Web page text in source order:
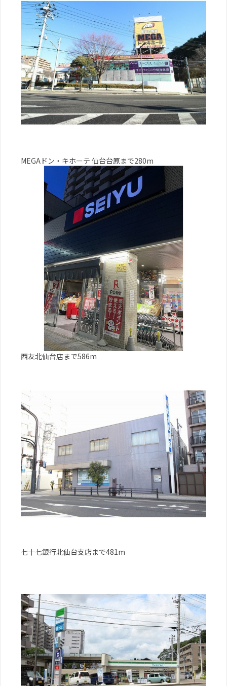
MEGAドン・キホーテ 仙台台原まで280m
西友北仙台店まで586m
七十七銀行北仙台支店まで481m